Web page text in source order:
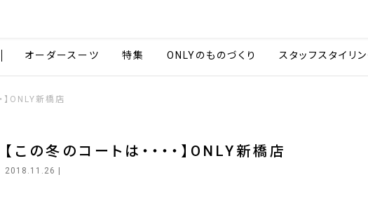
オーダースーツ 特集 ONLYのものづくり スタッフスタイリ
】ONLY新橋店
【この冬のコートは・・・・】ONLY新橋店
2018.11.26